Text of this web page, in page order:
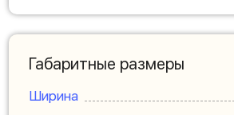
Габаритные размеры
Ширина